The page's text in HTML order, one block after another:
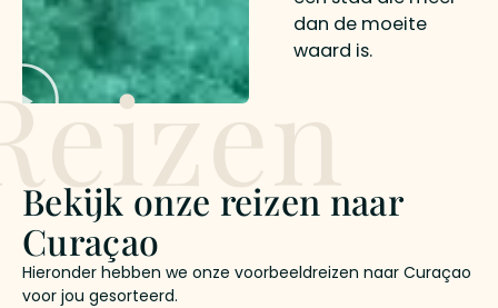
dan de moeite
waard is.
Bekijk onze reizen naar
Curaçao
Hieronder hebben we onze voorbeeldreizen naar Curaçao
voor jou gesorteerd.